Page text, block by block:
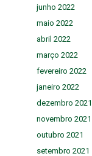
junho 2022
maio 2022
abril 2022
março 2022
fevereiro 2022
janeiro 2022
dezembro 2021
novembro 2021
outubro 2021
setembro 2021